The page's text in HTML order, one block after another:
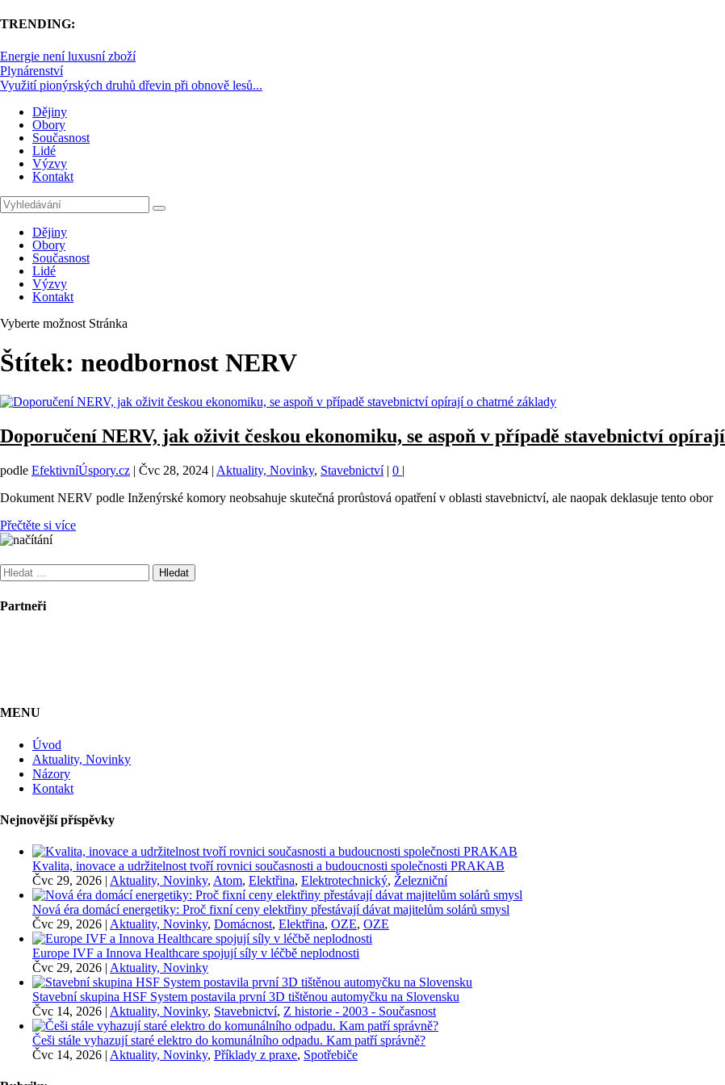
TRENDING:
Energie není luxusní zboží
Plynárenství
Využití pionýrských druhů dřevin při obnově lesů...
Dějiny
Obory
Současnost
Lidé
Výzvy
Kontakt
Dějiny
Obory
Současnost
Lidé
Výzvy
Kontakt
Vyberte možnost Stránka
Štítek: neodbornost NERV
Doporučení NERV, jak oživit českou ekonomiku, se aspoň v případě stavebnictví
podle EfektivníÚspory.cz | Čvc 28, 2024 | Aktuality, Novinky, Stavebnictví| 0 |
Dokument NERV podle Inženýrské komory neobsahuje skutečná prorůstová opatření v oblasti stavebnictví, ale naopak deklasuje tento obor
Přečtěte si více
Vyhledávání
Partneři
MENU
Úvod
Aktuality, Novinky
Názory
Kontakt
Nejnovější příspěvky
Kvalita, inovace a udržitelnost tvoří rovnici současnosti a budoucnosti společnosti PRAKAB
Čvc 29, 2026 | Aktuality, Novinky, Atom, Elektřina, Elektrotechnický, Železniční
Nová éra domácí energetiky: Proč fixní ceny elektřiny přestávají dávat majitelům solárů smysl
Čvc 29, 2026 | Aktuality, Novinky, Domácnost, Elektřina, OZE, OZE
Europe IVF a Innova Healthcare spojují síly v léčbě neplodnosti
Čvc 29, 2026 | Aktuality, Novinky
Stavební skupina HSF System postavila první 3D tištěnou automyčku na Slovensku
Čvc 14, 2026 | Aktuality, Novinky, Stavebnictví, Z historie - 2003 - Současnost
Češi stále vyhazují staré elektro do komunálního odpadu. Kam patří správně?
Čvc 14, 2026 | Aktuality, Novinky, Příklady z praxe, Spotřebiče